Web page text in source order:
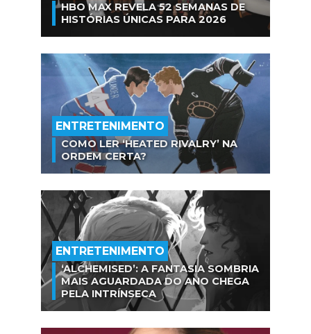
HBO MAX REVELA 52 SEMANAS DE
HISTÓRIAS ÚNICAS PARA 2026
ENTRETENIMENTO
COMO LER ‘HEATED RIVALRY’ NA
ORDEM CERTA?
ENTRETENIMENTO
‘ALCHEMISED’: A FANTASIA SOMBRIA
MAIS AGUARDADA DO ANO CHEGA
PELA INTRÍNSECA